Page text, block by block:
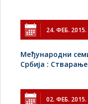
24. ФЕБ. 2015.
Међународни
Србија :
02. ФЕБ. 2015.